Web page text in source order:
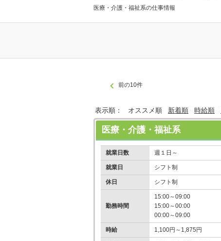
医療・介護・福祉系の仕事情報
前の10件
表示順： オススメ順 新着順 時給順
医療・介護・福祉系
就業日数 週１日～
就業日 シフト制
休日 シフト制
勤務時間
15:00～09:00
15:00～00:00
00:00～09:00
時給 1,100円～1,875円